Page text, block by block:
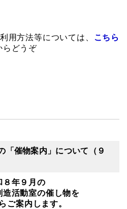
用方法等については、 こちら
らどうぞ
「催物案内」について（９
８年９月の
造活動室の催し物を
ご案内します。